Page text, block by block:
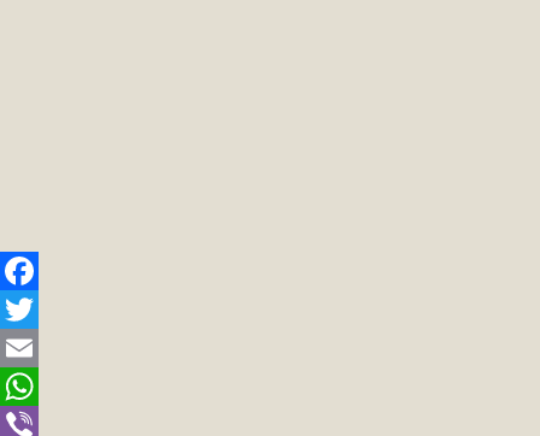
Facebook
Twitter
Email
WhatsApp